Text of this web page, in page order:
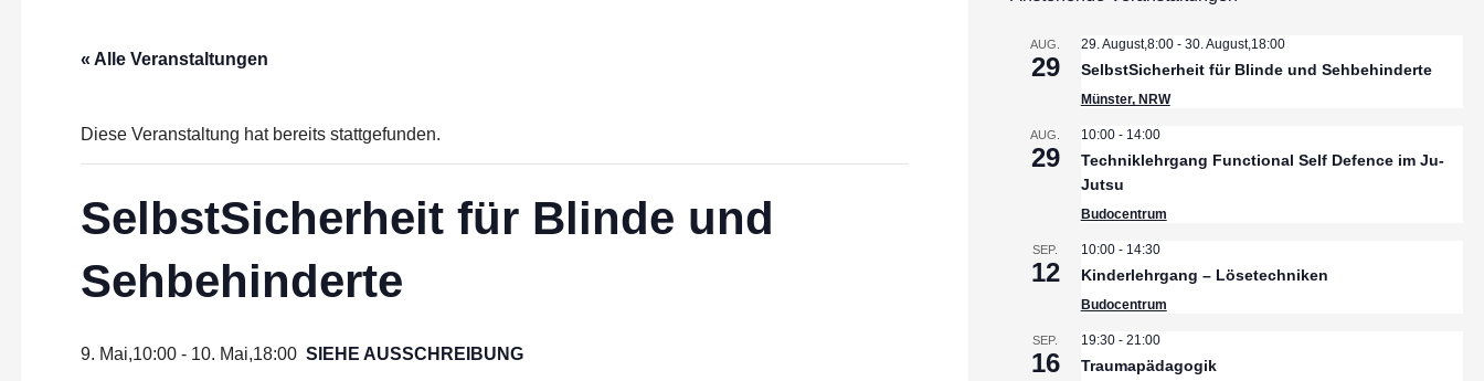
« Alle Veranstaltungen
Diese Veranstaltung hat bereits stattgefunden.
SelbstSicherheit für Blinde und
Sehbehinderte
9. Mai,10:00- 10. Mai,18:00 SIEHE AUSSCHREIBUNG
AUG.
29
29. August,8:00- 30. August,18:00
SelbstSicherheit für Blinde und Sehbehinderte
Münster, NRW
AUG.
29
10:00- 14:00
Techniklehrgang Functional Self Defence im Ju-
Jutsu
Budocentrum
SEP.
12
10:00- 14:30
Kinderlehrgang – Lösetechniken
Budocentrum
SEP.
16
19:30- 21:00
Traumapädagogik